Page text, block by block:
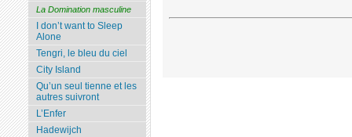
La Domination masculine
I don’t want to Sleep
Alone
Tengri, le bleu du ciel
City Island
Qu’un seul tienne et les
autres suivront
L’Enfer
Hadewijch